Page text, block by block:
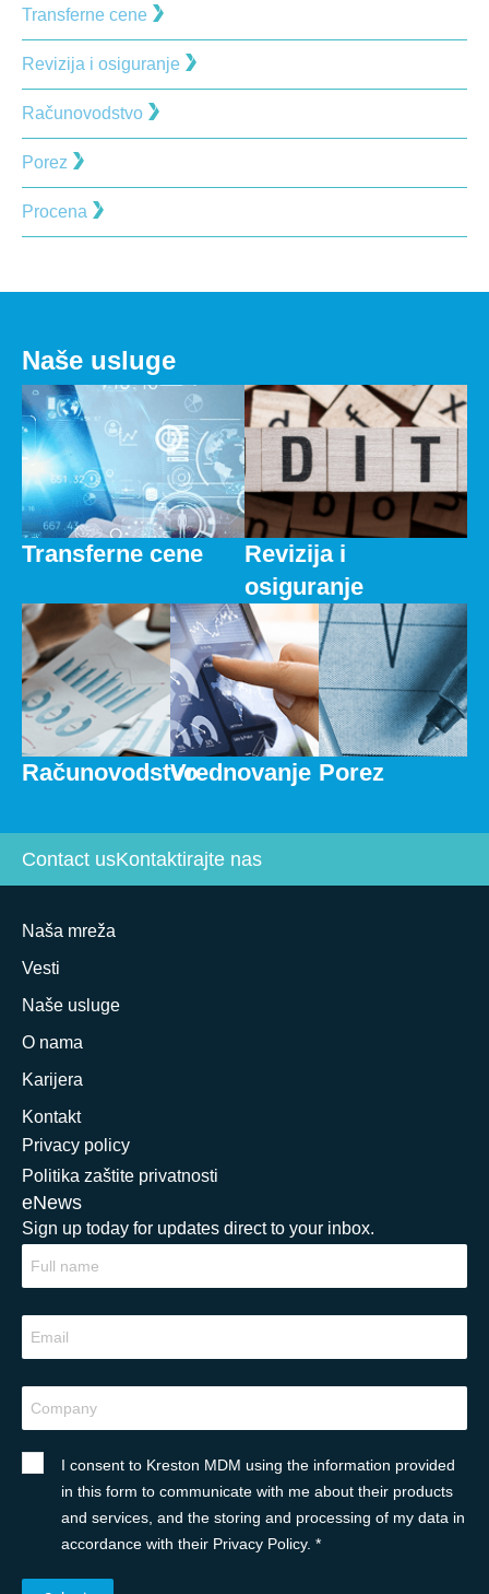
Transferne cene
Revizija i osiguranje
Računovodstvo
Porez
Procena
Naše usluge
Transferne cene
Revizija i
osiguranje
RačunovodstvoVrednovanje Porez
Contact usKontaktirajte nas
Naša mreža
Vesti
Naše usluge
O nama
Karijera
Kontakt
Privacy policy
Politika zaštite privatnosti
eNews
Sign up today for updates direct to your inbox.
I consent to Kreston MDM using the information provided
in this form to communicate with me about their products
and services, and the storing and processing of my data in
accordance with their Privacy Policy. *